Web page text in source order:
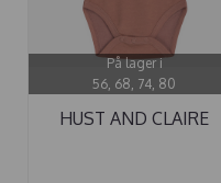
På lager i
56, 68, 74, 80
HUST AND CLAIRE